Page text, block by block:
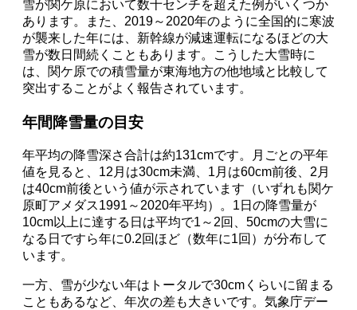
雪が関ケ原において数十センチを超えた例がいくつか
あります。また、2019～2020年のように全国的に寒波
が襲来した年には、新幹線が減速運転になるほどの大
雪が数日間続くこともあります。こうした大雪時に
は、関ケ原での積雪量が東海地方の他地域と比較して
突出することがよく報告されています。
年間降雪量の目安
年平均の降雪深さ合計は約131cmです。月ごとの平年
値を見ると、12月は30cm未満、1月は60cm前後、2月
は40cm前後という値が示されています（いずれも関ケ
原町アメダス1991～2020年平均）。1日の降雪量が
10cm以上に達する日は平均で1～2回、50cmの大雪に
なる日ですら年に0.2回ほど（数年に1回）が分布して
います。
一方、雪が少ない年はトータルで30cmくらいに留まる
こともあるなど、年次の差も大きいです。気象庁デー